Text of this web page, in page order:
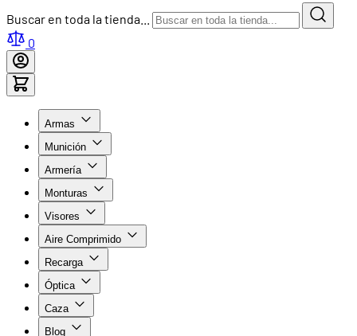
Buscar en toda la tienda...
0
Armas
Munición
Armería
Monturas
Visores
Aire Comprimido
Recarga
Óptica
Caza
Blog